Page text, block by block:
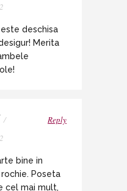
deschisa
Merita
/
Reply
bine in
Poseta
cel mai mult,